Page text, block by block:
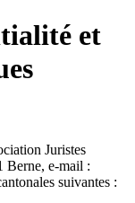
et
Juristes
Berne, e-mail :
suivantes :